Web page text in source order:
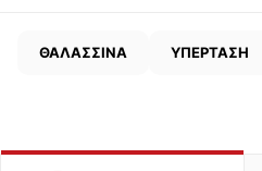
ΘΑΛΑΣΣΙΝΑ ΥΠΕΡΤΑΣΗ